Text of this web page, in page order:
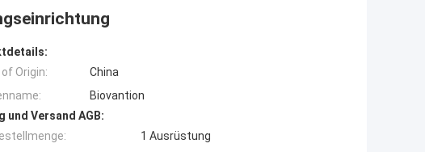
Origin:
China
Biovantion
und Versand AGB:
1 Ausrüstung